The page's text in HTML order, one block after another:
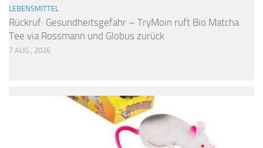
LEBENSMITTEL
Rückruf: Gesundheitsgefahr – TryMoin ruft Bio Matcha
Tee via Rossmann und Globus zurück
7 AUG., 2026